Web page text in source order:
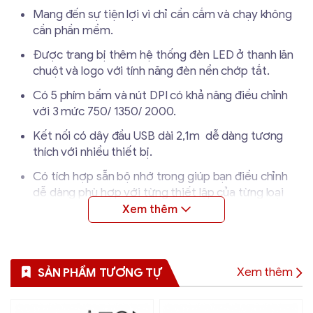
Mang đến sự tiện lợi vì chỉ cần cắm và chạy không
cần phần mềm.
Được trang bị thêm hệ thống đèn LED ở thanh lăn
chuột và logo với tính năng đèn nền chớp tắt.
Có 5 phím bấm và nút DPI có khả năng điều chỉnh
với 3 mức 750/ 1350/ 2000.
Kết nối có dây đầu USB dài 2,1m dễ dàng tương
thích với nhiều thiết bị.
Có tích hợp sẵn bộ nhớ trong giúp bạn điều chỉnh
dễ dàng phù hợp với từng thiết lập của từng loại
Thông số kỹ thuật của chuột
Rapoo V16
SẢN PHẨM TƯƠNG TỰ Xem thêm